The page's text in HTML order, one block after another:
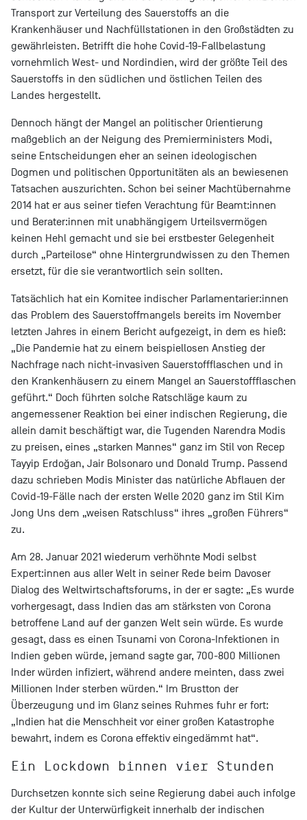
Transport zur Verteilung des Sauerstoffs an die
Krankenhäuser und Nachfüllstationen in den Großstädten zu
gewährleisten. Betrifft die hohe Covid-19-Fallbelastung
vornehmlich West- und Nordindien, wird der größte Teil des
Sauerstoffs in den südlichen und östlichen Teilen des
Landes hergestellt.
Dennoch hängt der Mangel an politischer Orientierung
maßgeblich an der Neigung des Premierministers Modi,
seine Entscheidungen eher an seinen ideologischen
Dogmen und politischen Opportunitäten als an bewiesenen
Tatsachen auszurichten. Schon bei seiner Machtübernahme
2014 hat er aus seiner tiefen Verachtung für Beamt:innen
und Berater:innen mit unabhängigem Urteilsvermögen
keinen Hehl gemacht und sie bei erstbester Gelegenheit
durch „Parteilose“ ohne Hintergrundwissen zu den Themen
ersetzt, für die sie verantwortlich sein sollten.
Tatsächlich hat ein Komitee indischer Parlamentarier:innen
das Problem des Sauerstoffmangels bereits im November
letzten Jahres in einem Bericht aufgezeigt, in dem es hieß:
„Die Pandemie hat zu einem beispiellosen Anstieg der
Nachfrage nach nicht-invasiven Sauerstoffflaschen und in
den Krankenhäusern zu einem Mangel an Sauerstoffflaschen
geführt.“ Doch führten solche Ratschläge kaum zu
angemessener Reaktion bei einer indischen Regierung, die
allein damit beschäftigt war, die Tugenden Narendra Modis
zu preisen, eines „starken Mannes“ ganz im Stil von Recep
Tayyip Erdoğan, Jair Bolsonaro und Donald Trump. Passend
dazu schrieben Modis Minister das natürliche Abflauen der
Covid-19-Fälle nach der ersten Welle 2020 ganz im Stil Kim
Jong Uns dem „weisen Ratschluss“ ihres „großen Führers“
zu.
Am 28. Januar 2021 wiederum verhöhnte Modi selbst
Expert:innen aus aller Welt in seiner Rede beim Davoser
Dialog des Weltwirtschaftsforums, in der er sagte: „Es wurde
vorhergesagt, dass Indien das am stärksten von Corona
betroffene Land auf der ganzen Welt sein würde. Es wurde
gesagt, dass es einen Tsunami von Corona-Infektionen in
Indien geben würde, jemand sagte gar, 700-800 Millionen
Inder würden infiziert, während andere meinten, dass zwei
Millionen Inder sterben würden.“ Im Brustton der
Überzeugung und im Glanz seines Ruhmes fuhr er fort:
„Indien hat die Menschheit vor einer großen Katastrophe
bewahrt, indem es Corona effektiv eingedämmt hat“.
Ein Lockdown binnen vier Stunden
Durchsetzen konnte sich seine Regierung dabei auch infolge
der Kultur der Unterwürfigkeit innerhalb der indischen